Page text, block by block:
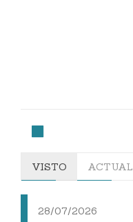
VISTO ACTUAL
28/07/2026